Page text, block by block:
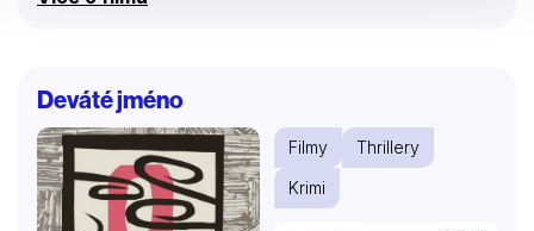
již moc pozdě obrovský lavina je již na pohybu a
Deváté jméno
Filmy
Thrillery
Krimi